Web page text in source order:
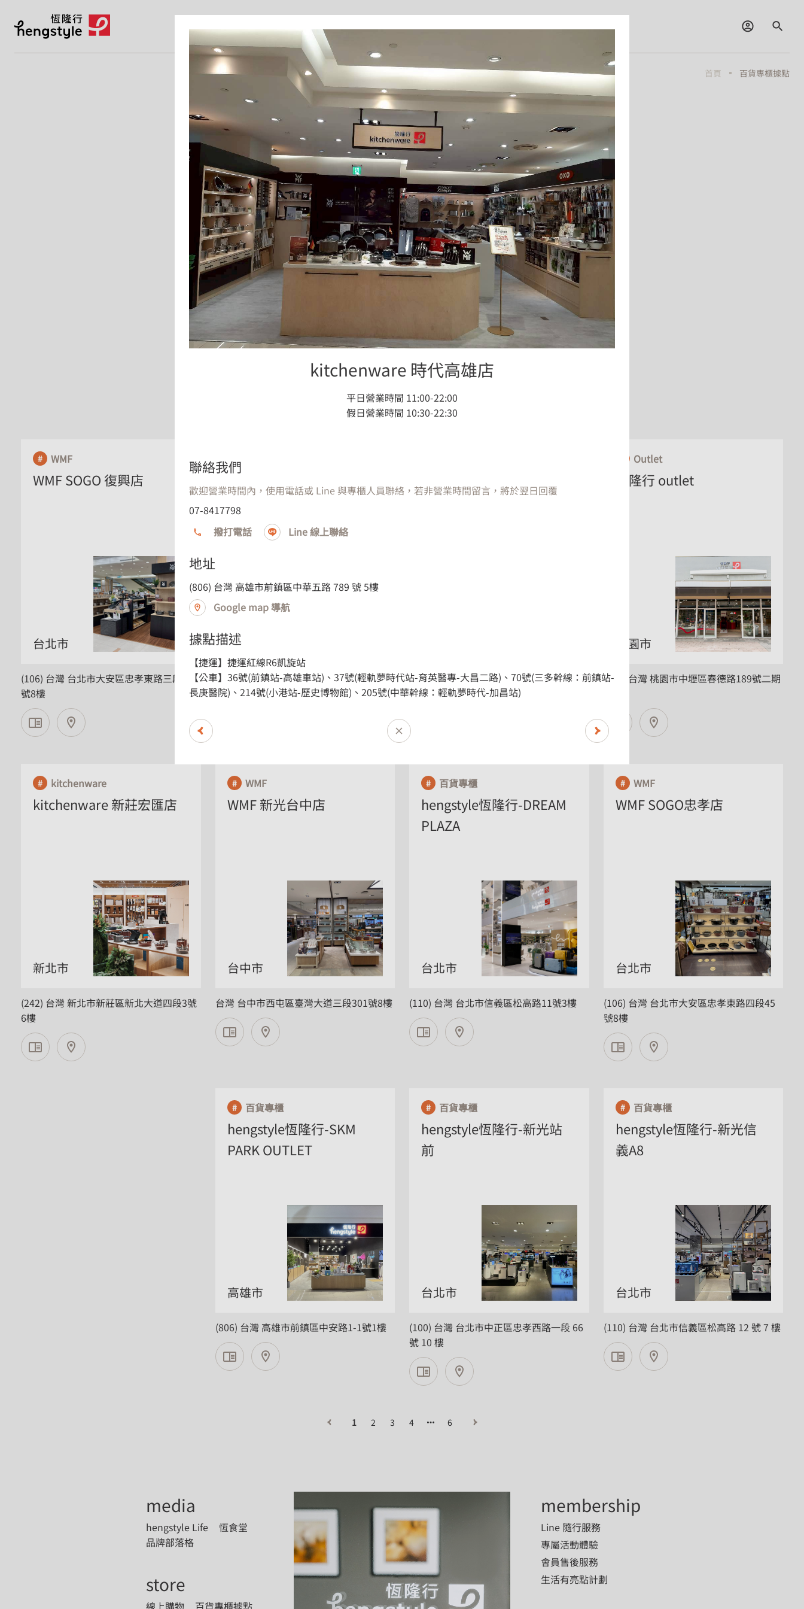
關於恆隆行 找生活 找好物 找服務 會員計劃
首頁 百貨專櫃據點
locations
百貨據點列表
hengstyle 恆隆行在 全部地區 共有 66 個 所有櫃位類型，歡迎立即用 Google
WMF
WMF SOGO 復興店
台北市
(106) 台灣 台北市大安區忠孝東路三段300
號8樓
hengstyle 恆隆行-漢神洲
際
台中市
(406) 台灣 台中市北屯區崇德路三段 865
號 B1
(406) 台灣 台中市北屯區崇德路三段 865
號 B1
Outlet
恆隆行 outlet
桃園市
(320) 台灣 桃園市中壢區春德路189號二期
kitchenware
kitchenware 新莊宏匯店
新北市
(242) 台灣 新北市新莊區新北大道四段3號
6樓
WMF
WMF 新光台中店
台中市
台灣 台中市西屯區臺灣大道三段301號8樓
百貨專櫃
hengstyle恆隆行-DREAM
PLAZA
台北市
(110) 台灣 台北市信義區松高路11號3樓
WMF
WMF SOGO忠孝店
台北市
(106) 台灣 台北市大安區忠孝東路四段45
號8樓
百貨專櫃
hengstyle恆隆行-SKM
PARK OUTLET
高雄市
(806) 台灣 高雄市前鎮區中安路1-1號1樓
百貨專櫃
hengstyle恆隆行-新光站
前
台北市
(100) 台灣 台北市中正區忠孝西路一段 66
號 10 樓
百貨專櫃
hengstyle恆隆行-新光信
義A8
台北市
(110) 台灣 台北市信義區松高路 12 號 7 樓
kitchenware 時代高雄店
平日營業時間 11:00-22:00
假日營業時間 10:30-22:30
聯絡我們
歡迎營業時間內，使用電話或 Line 與專櫃人員聯絡，若非營業時間留言，將於翌日回覆
07-8417798
撥打電話
Line 線上聯絡
地址
(806) 台灣 高雄市前鎮區中華五路 789 號 5樓
Google map 導航
據點描述
【捷運】捷運紅線R6凱旋站
【公車】36號(前鎮站-高雄車站)、37號(輕軌夢時代站-育英醫專-大昌二路)、70號(三多幹線：前鎮站-
長庚醫院)、214號(小港站-歷史博物館)、205號(中華幹線：輕軌夢時代-加昌站)
1 2 3 4 6
media
hengstyle Life
恆食堂
品牌部落格
store
線上購物 百貨專櫃據點
membership
Line 隨行服務
專屬活動體驗
會員售後服務
生活有亮點計劃